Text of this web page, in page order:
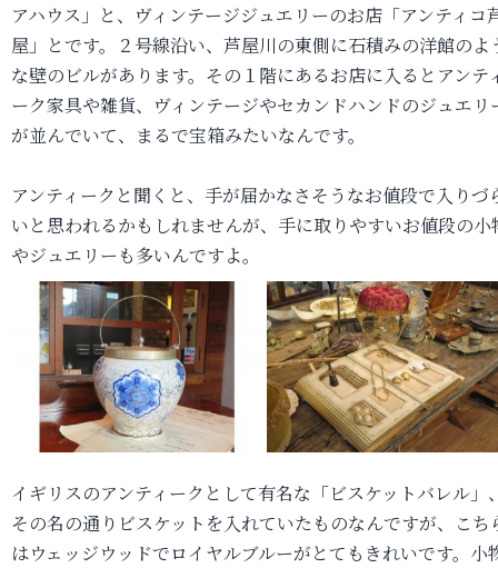
アハウス」と、ヴィンテージジュエリーのお店「アンティコ
屋」とです。２号線沿い、芦屋川の東側に石積みの洋館のよ
な壁のビルがあります。その１階にあるお店に入るとアンテ
ーク家具や雑貨、ヴィンテージやセカンドハンドのジュエリ
が並んでいて、まるで宝箱みたいなんです。
アンティークと聞くと、手が届かなさそうなお値段で入りづ
いと思われるかもしれませんが、手に取りやすいお値段の小
やジュエリーも多いんですよ。
イギリスのアンティークとして有名な「ビスケットバレル」
その名の通りビスケットを入れていたものなんですが、こち
はウェッジウッドでロイヤルブルーがとてもきれいです。小